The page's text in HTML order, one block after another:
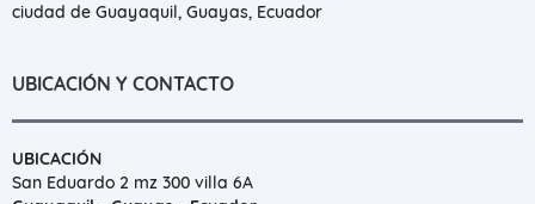
ciudad de Guayaquil, Guayas, Ecuador
UBICACIÓN Y CONTACTO
UBICACIÓN
San Eduardo 2 mz 300 villa 6A